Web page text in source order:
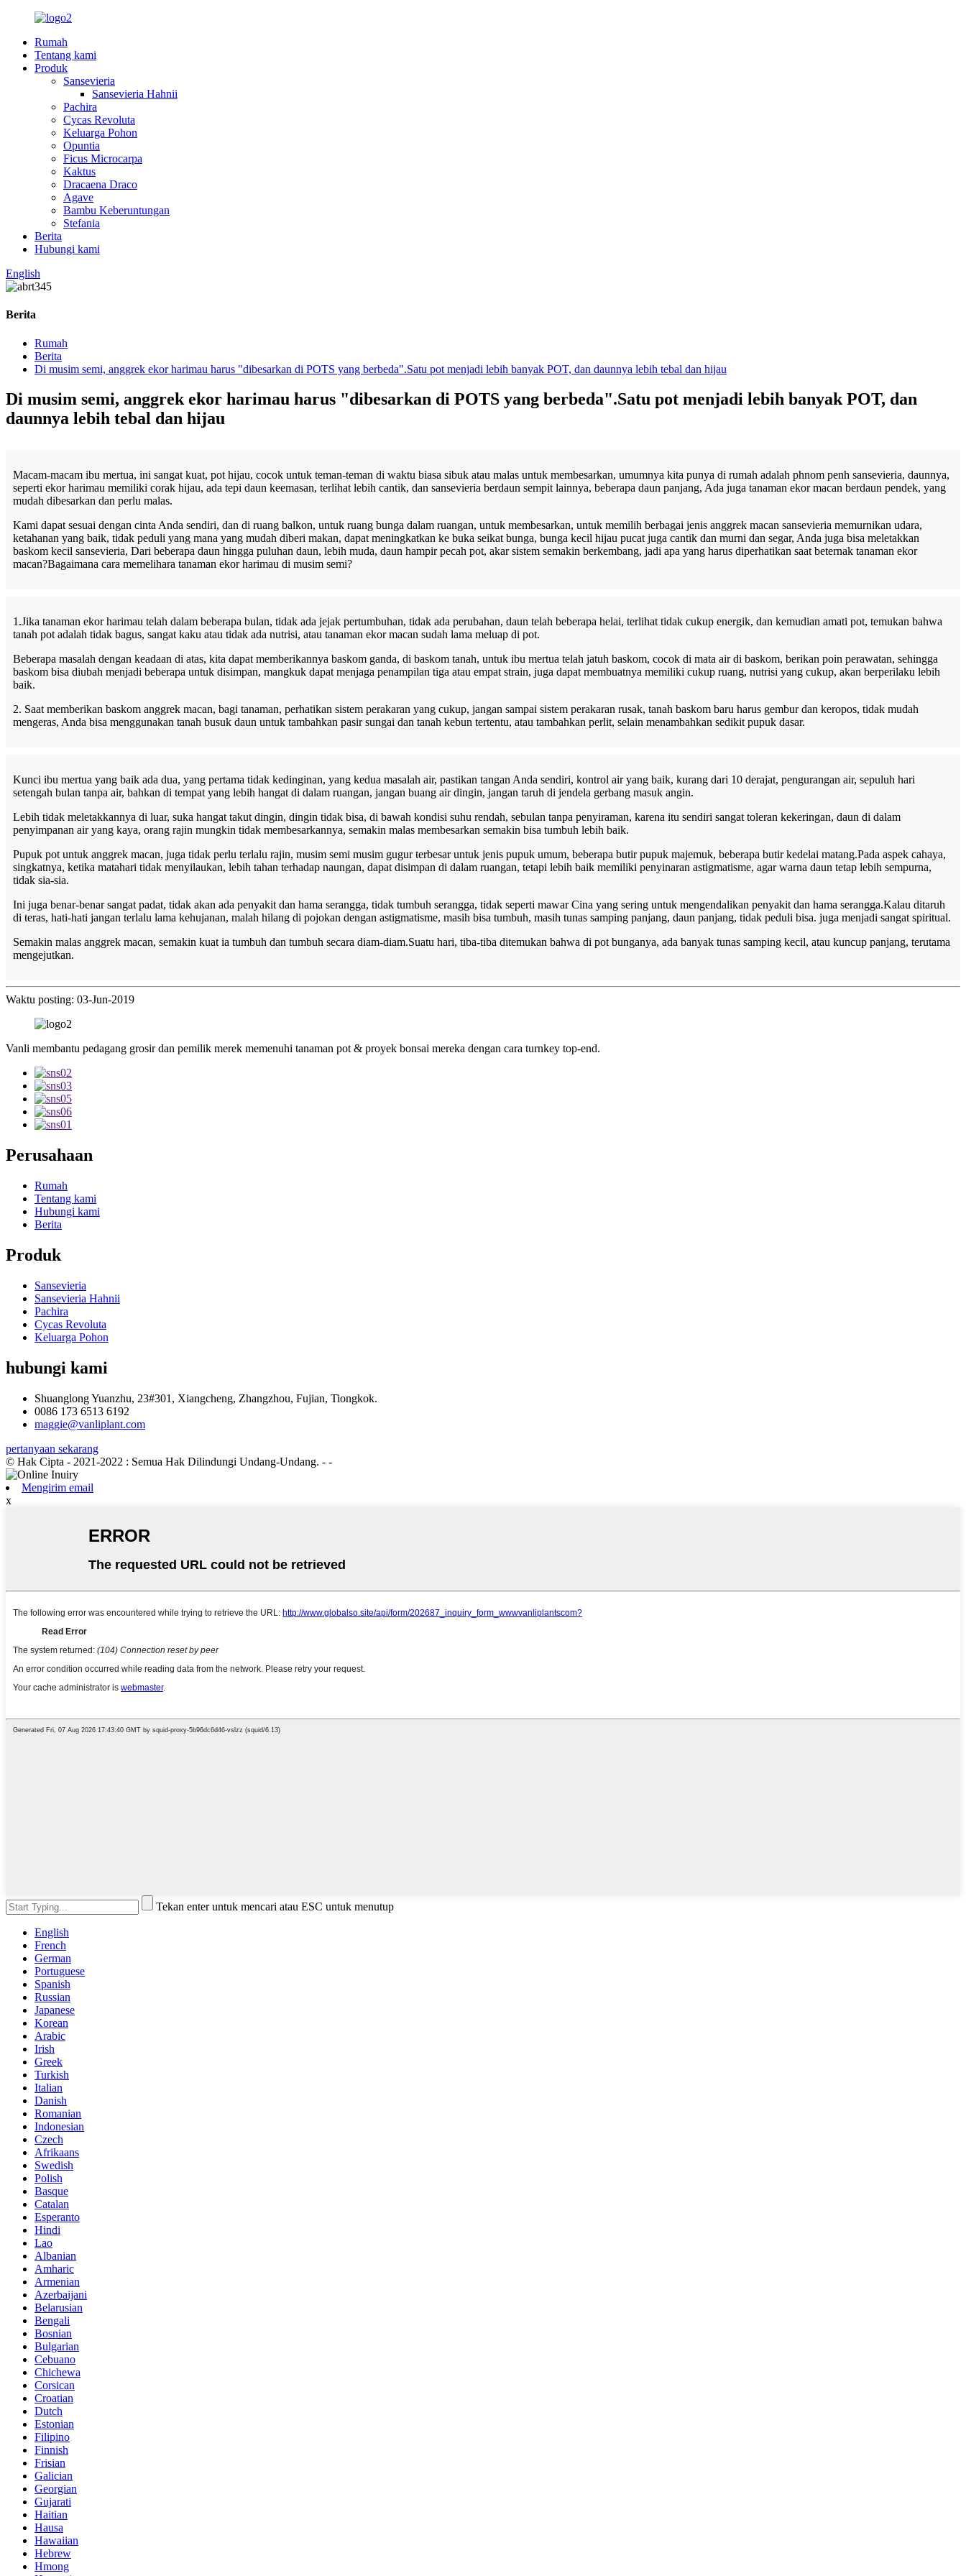
Rumah
Tentang kami
Produk
Sansevieria
Sansevieria Hahnii
Pachira
Cycas Revoluta
Keluarga Pohon
Opuntia
Ficus Microcarpa
Kaktus
Dracaena Draco
Agave
Bambu Keberuntungan
Stefania
Berita
Hubungi kami
English
Berita
Rumah
Berita
Di musim semi, anggrek ekor harimau harus "dibesarkan di POTS yang berbeda".Satu pot menjadi lebih banyak POT, dan daunnya lebih tebal dan hijau
Di musim semi, anggrek ekor harimau harus "dibesarkan di POTS yang berbeda".Satu pot menjadi lebih banyak POT, dan
daunnya lebih tebal dan hijau
Macam-macam ibu mertua, ini sangat kuat, pot hijau, cocok untuk teman-teman di waktu biasa sibuk atau malas untuk membesarkan, umumnya kita punya di rumah adalah phnom penh sansevieria, daunnya,
seperti ekor harimau memiliki corak hijau, ada tepi daun keemasan, terlihat lebih cantik, dan sansevieria berdaun sempit lainnya, beberapa daun panjang, Ada juga tanaman ekor macan berdaun pendek, yang
mudah dibesarkan dan perlu malas.
Kami dapat sesuai dengan cinta Anda sendiri, dan di ruang balkon, untuk ruang bunga dalam ruangan, untuk membesarkan, untuk memilih berbagai jenis anggrek macan sansevieria memurnikan udara,
ketahanan yang baik, tidak peduli yang mana yang mudah diberi makan, dapat meningkatkan ke buka seikat bunga, bunga kecil hijau pucat juga cantik dan murni dan segar, Anda juga bisa meletakkan
baskom kecil sansevieria, Dari beberapa daun hingga puluhan daun, lebih muda, daun hampir pecah pot, akar sistem semakin berkembang, jadi apa yang harus diperhatikan saat beternak tanaman ekor
macan?Bagaimana cara memelihara tanaman ekor harimau di musim semi?
1.Jika tanaman ekor harimau telah dalam beberapa bulan, tidak ada jejak pertumbuhan, tidak ada perubahan, daun telah beberapa helai, terlihat tidak cukup energik, dan kemudian amati pot, temukan bahwa
tanah pot adalah tidak bagus, sangat kaku atau tidak ada nutrisi, atau tanaman ekor macan sudah lama meluap di pot.
Beberapa masalah dengan keadaan di atas, kita dapat memberikannya baskom ganda, di baskom tanah, untuk ibu mertua telah jatuh baskom, cocok di mata air di baskom, berikan poin perawatan, sehingga
baskom bisa diubah menjadi beberapa untuk disimpan, mangkuk dapat menjaga penampilan tiga atau empat strain, juga dapat membuatnya memiliki cukup ruang, nutrisi yang cukup, akan berperilaku lebih
baik.
2. Saat memberikan baskom anggrek macan, bagi tanaman, perhatikan sistem perakaran yang cukup, jangan sampai sistem perakaran rusak, tanah baskom baru harus gembur dan keropos, tidak mudah
mengeras, Anda bisa menggunakan tanah busuk daun untuk tambahkan pasir sungai dan tanah kebun tertentu, atau tambahkan perlit, selain menambahkan sedikit pupuk dasar.
Kunci ibu mertua yang baik ada dua, yang pertama tidak kedinginan, yang kedua masalah air, pastikan tangan Anda sendiri, kontrol air yang baik, kurang dari 10 derajat, pengurangan air, sepuluh hari
setengah bulan tanpa air, bahkan di tempat yang lebih hangat di dalam ruangan, jangan buang air dingin, jangan taruh di jendela gerbang masuk angin.
Lebih tidak meletakkannya di luar, suka hangat takut dingin, dingin tidak bisa, di bawah kondisi suhu rendah, sebulan tanpa penyiraman, karena itu sendiri sangat toleran kekeringan, daun di dalam
penyimpanan air yang kaya, orang rajin mungkin tidak membesarkannya, semakin malas membesarkan semakin bisa tumbuh lebih baik.
Pupuk pot untuk anggrek macan, juga tidak perlu terlalu rajin, musim semi musim gugur terbesar untuk jenis pupuk umum, beberapa butir pupuk majemuk, beberapa butir kedelai matang.Pada aspek cahaya,
singkatnya, ketika matahari tidak menyilaukan, lebih tahan terhadap naungan, dapat disimpan di dalam ruangan, tetapi lebih baik memiliki penyinaran astigmatisme, agar warna daun tetap lebih sempurna,
tidak sia-sia.
Ini juga benar-benar sangat padat, tidak akan ada penyakit dan hama serangga, tidak tumbuh serangga, tidak seperti mawar Cina yang sering untuk mengendalikan penyakit dan hama serangga.Kalau ditaruh
di teras, hati-hati jangan terlalu lama kehujanan, malah hilang di pojokan dengan astigmatisme, masih bisa tumbuh, masih tunas samping panjang, daun panjang, tidak peduli bisa. juga menjadi sangat spiritual.
Semakin malas anggrek macan, semakin kuat ia tumbuh dan tumbuh secara diam-diam.Suatu hari, tiba-tiba ditemukan bahwa di pot bunganya, ada banyak tunas samping kecil, atau kuncup panjang, terutama
mengejutkan.
Waktu posting: 03-Jun-2019
Vanli membantu pedagang grosir dan pemilik merek memenuhi tanaman pot & proyek bonsai mereka dengan cara turnkey top-end.
Perusahaan
Rumah
Tentang kami
Hubungi kami
Berita
Produk
Sansevieria
Sansevieria Hahnii
Pachira
Cycas Revoluta
Keluarga Pohon
hubungi kami
Shuanglong Yuanzhu, 23#301, Xiangcheng, Zhangzhou, Fujian, Tiongkok.
0086 173 6513 6192
maggie@vanliplant.com
pertanyaan sekarang
© Hak Cipta - 2021-2022 : Semua Hak Dilindungi Undang-Undang. - -
Mengirim email
x
Tekan enter untuk mencari atau ESC untuk menutup
English
French
German
Portuguese
Spanish
Russian
Japanese
Korean
Arabic
Irish
Greek
Turkish
Italian
Danish
Romanian
Indonesian
Czech
Afrikaans
Swedish
Polish
Basque
Catalan
Esperanto
Hindi
Lao
Albanian
Amharic
Armenian
Azerbaijani
Belarusian
Bengali
Bosnian
Bulgarian
Cebuano
Chichewa
Corsican
Croatian
Dutch
Estonian
Filipino
Finnish
Frisian
Galician
Georgian
Gujarati
Haitian
Hausa
Hawaiian
Hebrew
Hmong